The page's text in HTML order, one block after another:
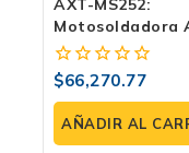
AXT-MS252:
Motosoldadora
Gasolina 250A
Generador 11 KW
(120/240 V),
744 Cc Para
0
fuera
de
5
$66,270.77
AÑADIR AL